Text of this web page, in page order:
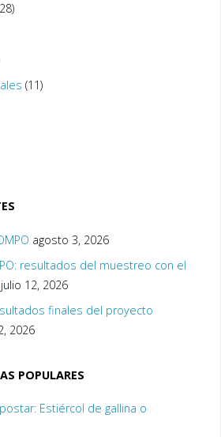
(11)
agosto 3, 2026
resultados del muestreo con el
julio 12, 2026
finales del proyecto
2026
POPULARES
Estiércol de gallina o